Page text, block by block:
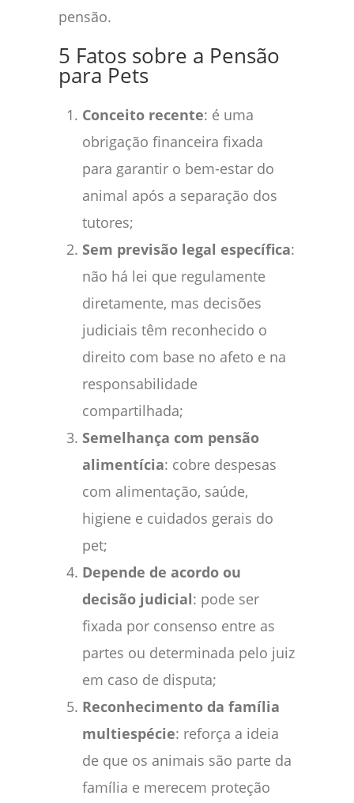
pensão.
5 Fatos sobre a Pensão
para Pets
Conceito recente: é uma
obrigação financeira fixada
para garantir o bem-estar do
animal após a separação dos
tutores;
Sem previsão legal específica:
não há lei que regulamente
diretamente, mas decisões
judiciais têm reconhecido o
direito com base no afeto e na
responsabilidade
compartilhada;
Semelhança com pensão
alimentícia: cobre despesas
com alimentação, saúde,
higiene e cuidados gerais do
pet;
Depende de acordo ou
decisão judicial: pode ser
fixada por consenso entre as
partes ou determinada pelo juiz
em caso de disputa;
Reconhecimento da família
multiespécie: reforça a ideia
de que os animais são parte da
família e merecem proteção